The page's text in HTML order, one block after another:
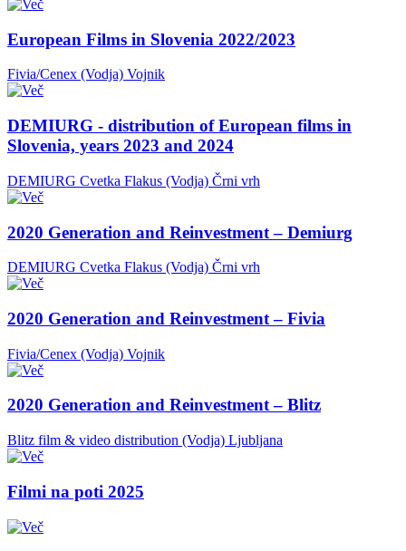
European Films in Slovenia 2022/2023
Fivia/Cenex (Vodja) Vojnik
DEMIURG - distribution of European films in
Slovenia, years 2023 and 2024
DEMIURG Cvetka Flakus (Vodja) Črni vrh
2020 Generation and Reinvestment – Demiurg
DEMIURG Cvetka Flakus (Vodja) Črni vrh
2020 Generation and Reinvestment – Fivia
Fivia/Cenex (Vodja) Vojnik
2020 Generation and Reinvestment – Blitz
Blitz film & video distribution (Vodja) Ljubljana
Filmi na poti 2025